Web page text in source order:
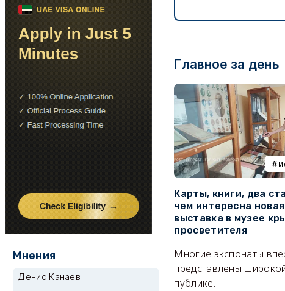
Главное за день
Карты, книги, два
чем интересна новая
выставка в музее
просветителя
Многие экспонаты
представлены
публике.
Мнения
Денис Канаев